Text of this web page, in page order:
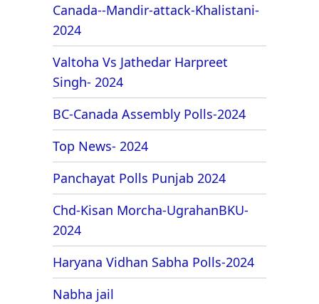
Canada--Mandir-attack-Khalistani-
2024
Valtoha Vs Jathedar Harpreet
Singh- 2024
BC-Canada Assembly Polls-2024
Top News- 2024
Panchayat Polls Punjab 2024
Chd-Kisan Morcha-UgrahanBKU-
2024
Haryana Vidhan Sabha Polls-2024
Nabha jail